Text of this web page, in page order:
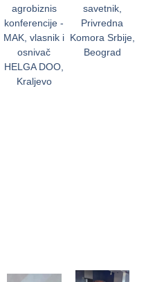
agrobiznis
konferencije -
MAK, vlasnik i
osnivač
HELGA DOO,
Kraljevo
savetnik,
Privredna
Komora Srbije,
Beograd